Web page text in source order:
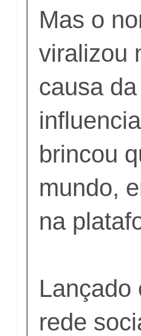
Mas o
viralizou
causa
brincou
mundo,
na
Lançado
rede